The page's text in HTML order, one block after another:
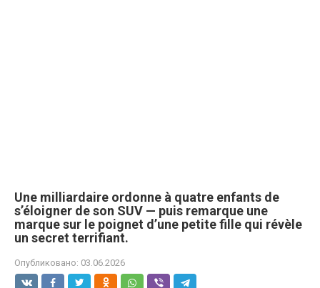
Une milliardaire ordonne à quatre enfants de
s’éloigner de son SUV — puis remarque une
marque sur le poignet d’une petite fille qui révèle
un secret terrifiant.
Опубликовано: 03.06.2026